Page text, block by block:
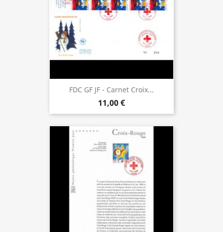
FDC GF JF - Carnet Croix...
11,00 €